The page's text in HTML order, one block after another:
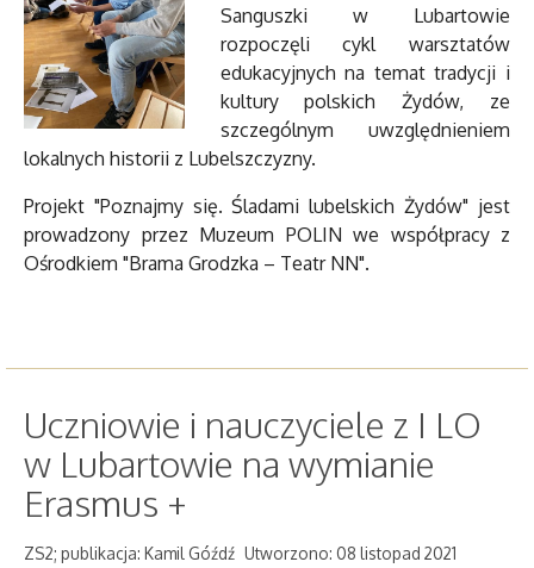
Sanguszki w Lubartowie
rozpoczęli cykl warsztatów
edukacyjnych na temat tradycji i
kultury polskich Żydów, ze
szczególnym uwzględnieniem
lokalnych historii z Lubelszczyzny.
Projekt "Poznajmy się. Śladami lubelskich Żydów" jest
prowadzony przez Muzeum POLIN we współpracy z
Ośrodkiem "Brama Grodzka – Teatr NN".
Uczniowie i nauczyciele z I LO
w Lubartowie na wymianie
Erasmus +
ZS2; publikacja: Kamil Góźdź Utworzono: 08 listopad 2021